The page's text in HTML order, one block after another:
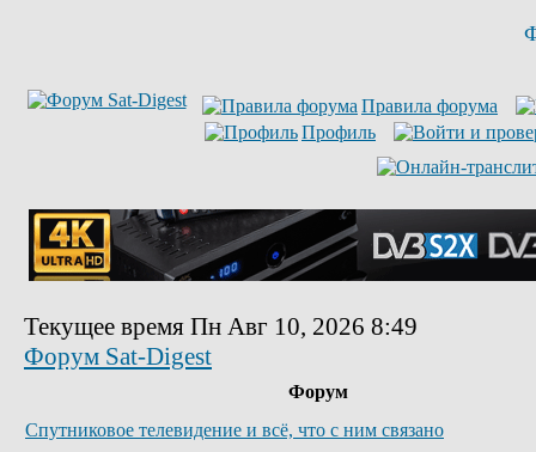
Правила форума
Профиль
Текущее время Пн Авг 10, 2026 8:49
Форум Sat-Digest
Форум
Спутниковое телевидение и всё, что с ним связано